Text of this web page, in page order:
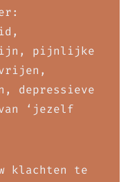
pijnlijke
depressieve
‘jezelf
klachten te